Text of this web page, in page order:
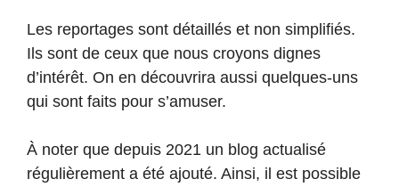
Les reportages sont détaillés et non simplifiés.
Ils sont de ceux que nous croyons dignes
d’intérêt. On en découvrira aussi quelques-uns
qui sont faits pour s’amuser.
À noter que depuis 2021 un blog actualisé
régulièrement a été ajouté. Ainsi, il est possible